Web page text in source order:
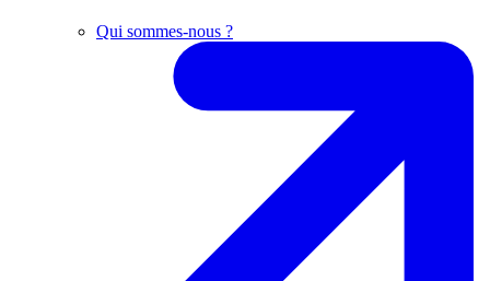
Qui sommes-nous ?